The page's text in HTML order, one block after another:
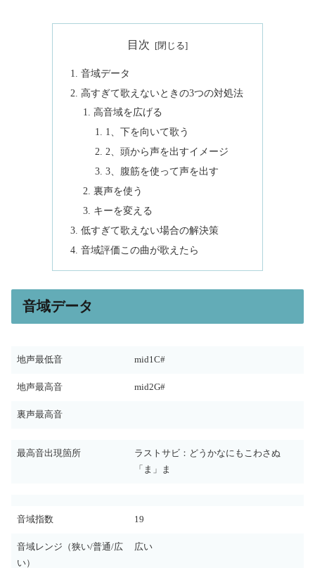
目次
音域データ
高すぎて歌えないときの3つの対処法
高音域を広げる
1、下を向いて歌う
2、頭から声を出すイメージ
3、腹筋を使って声を出す
裏声を使う
キーを変える
低すぎて歌えない場合の解決策
音域評価この曲が歌えたら
音域データ
地声最低音 mid1C#
地声最高音 mid2G#
裏声最高音
最高音出現箇所
ラストサビ：どうかなにもこわさぬ
「ま」ま
音域指数 19
音域レンジ（狭い/普通/広
い）
広い